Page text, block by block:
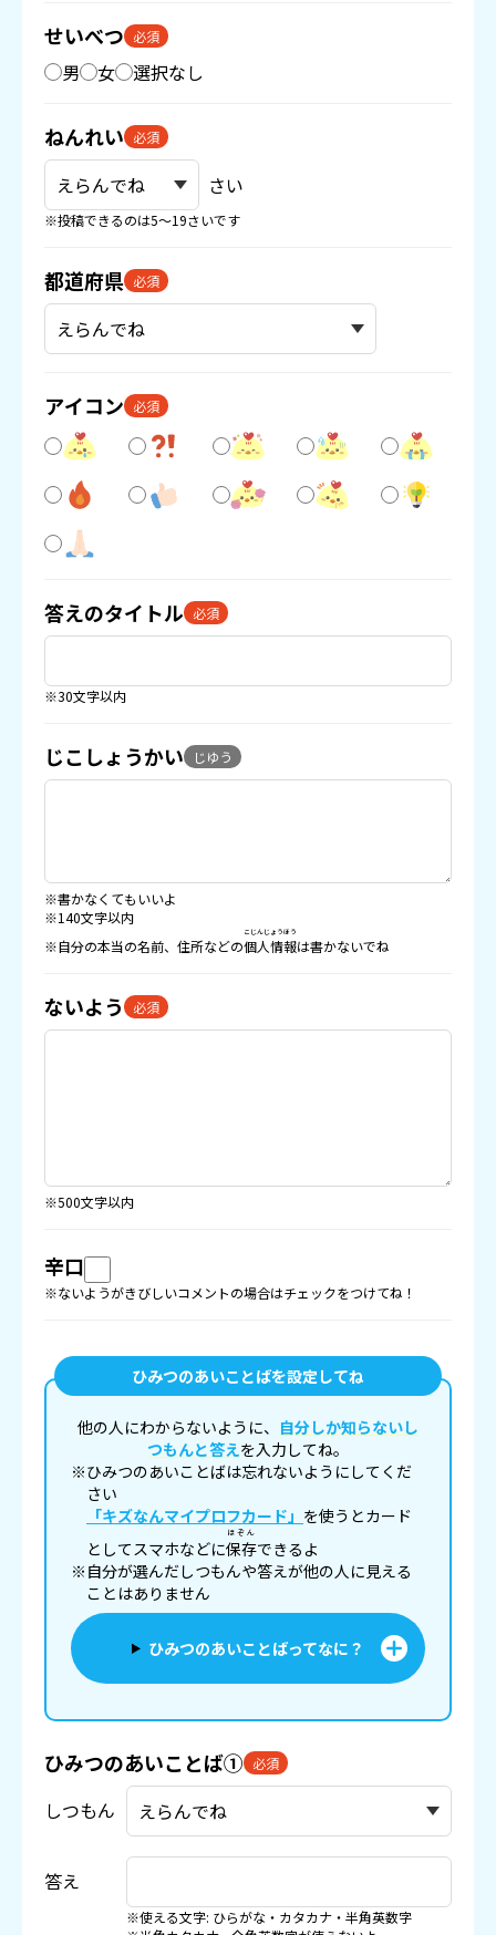
せいべつ 必須
男 女 選択なし
ねんれい 必須
さい
※投稿できるのは5〜19さいです
都道府県 必須
アイコン 必須
答えのタイトル 必須
※30文字以内
じこしょうかい じゆう
※書かなくてもいいよ
※140文字以内
※自分の本当の名前、住所などの個人情報
こじんじょうほう
は書かないでね
ないよう 必須
※500文字以内
辛口
※ないようがきびしいコメントの場合はチェックをつけてね！
ひみつのあいことばを設定してね
他の人にわからないように、 自分しか知らないし
つもんと答えを入力してね。
※ひみつのあいことばは忘れないようにしてくだ
さい
「キズなんマイプロフカード」 を使うとカード
としてスマホなどに保存
ほぞん
できるよ
※自分が選んだしつもんや答えが他の人に見える
ことはありません
ひみつのあいことばってなに？
ひみつのあいことば① 必須
しつもん
答え
※使える文字: ひらがな・カタカナ・半角英数字